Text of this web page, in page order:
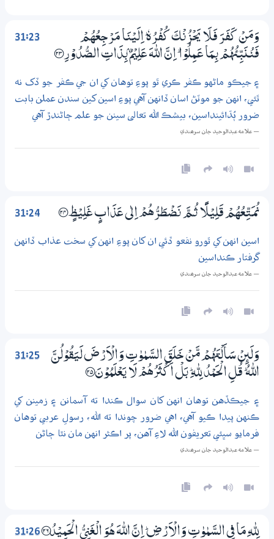
31:23
وَمَنْ كَفَرَ فَلَا يَحْزُنْكَ كُفْرُهٗ ۭ اِلَيْنَا مَرْجِعُهُمْ
فَنُنَبِّئُهُمْ بِـمَا عَــمِلُوْا ۭ اِنَّ اللّٰهَ عَلِيْمٌۢ بِذَاتِ الصُّدُوْرِ ؀23
۽ جيڪو ماڻهو ڪفر ڪري ٿو پوءِ توهان کي ان جي ڪفر جو ڏک نه
ٿئي، انهن جو موٽڻ اسان ڏانهن آهي پوءِ اسين کين سندن عملن بابت
ضرور ٻُڌائينداسين، بيشڪ الله تعالى سينن جو علم ڄاڻندڙ آهي
— علامه عبدالوحيد جان سرھندي
31:24 نُمَـتِّعُهُمْ قَلِيْلًا ثُـمَّ نَضْطَرُّهُمْ اِلٰى عَذَابٍ غَلِيْظٍ ؀24
اسين انهن کي ٿورو نفعو ڏئي ان کان پوءِ انهن کي سخت عذاب ڏانهن
گرفتار ڪنداسين
— علامه عبدالوحيد جان سرھندي
31:25
وَلَىِٕنْ سَاَلْتَهُمْ مَّنْ خَلَقَ السَّمٰوٰتِ وَالْاَرْضَ لَيَقُوْلُنَّ
اللّٰهُ ۭ قُلِ الْحَمْدُ لِلّٰهِ ۭ بَلْ اَكْثَرُهُمْ لَا يَعْلَمُوْنَ ؀25
۽ جيڪڏهن توهان انهن کان سوال ڪندا ته آسمانن ۽ زمينن کي
ڪنهن پيدا ڪيو آهي، اهي ضرور چوندا ته الله، رسولِ عربي توهان
فرمايو سڀئي تعريفون الله لاءِ آهن، پر اڪثر انهن مان نٿا ڄاڻن
— علامه عبدالوحيد جان سرھندي
31:26 لِلّٰهِ مَا فِي السَّمٰوٰتِ وَالْاَرْضِ ۭ اِنَّ اللّٰهَ هُوَ الْغَنِيُّ الْحَمِيْدُ ؀26